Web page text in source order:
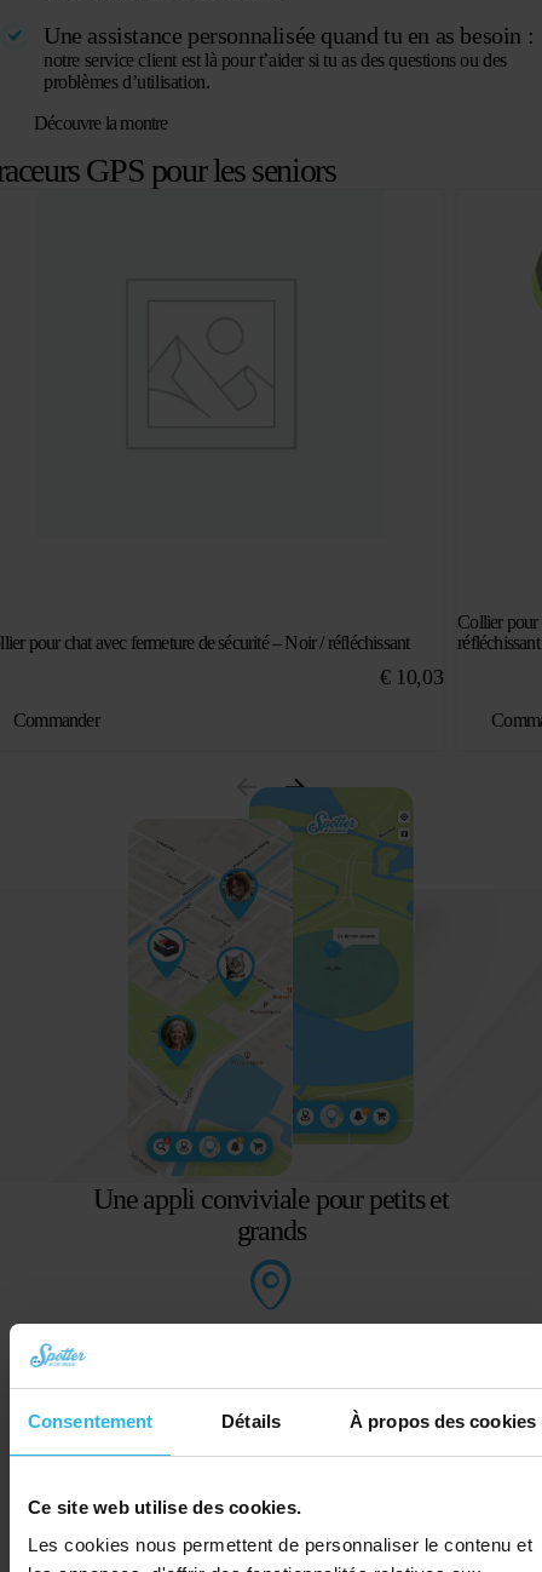
Consentement Détails À propos des cookies
Ce site web utilise des cookies.
Les cookies nous permettent de personnaliser le contenu et
Une assistance personnalisée quand tu en as besoin :
notre service client est là pour t’aider si tu as des questions ou des
problèmes d’utilisation.
Découvre la montre
GPS pour les seniors
pour chat avec fermeture de sécurité – Noir / réfléchissant
€10,03
Commander
Collier pour
réfléchissant
Une appli conviviale pour petits et
grands
Regarde l'emplacement exact du traceur.